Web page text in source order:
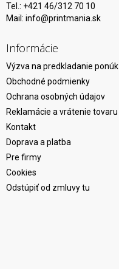
Tel.: +421 46/312 70 10
Mail: info@printmania.sk
Informácie
Výzva na predkladanie ponúk
Obchodné podmienky
Ochrana osobných údajov
Reklamácie a vrátenie tovaru
Kontakt
Doprava a platba
Pre firmy
Cookies
Odstúpiť od zmluvy tu